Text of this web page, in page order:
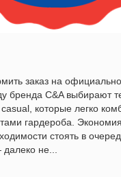
заказ на
C&A выбирают
которые легко
гардероба.
стоять в
не...